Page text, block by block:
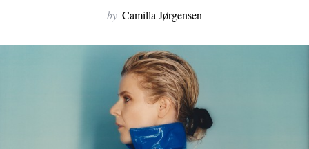
by Camilla Jørgensen